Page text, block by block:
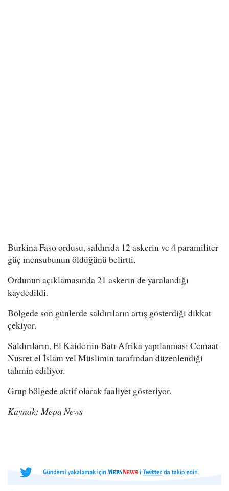
Burkina Faso ordusu, saldırıda 12 askerin ve 4 paramiliter
güç mensubunun öldüğünü belirtti.
Ordunun açıklamasında 21 askerin de yaralandığı
kaydedildi.
Bölgede son günlerde saldırıların artış gösterdiği dikkat
çekiyor.
Saldırıların, El Kaide'nin Batı Afrika yapılanması Cemaat
Nusret el İslam vel Müslimin tarafından düzenlendiği
tahmin ediliyor.
Grup bölgede aktif olarak faaliyet gösteriyor.
Kaynak: Mepa News